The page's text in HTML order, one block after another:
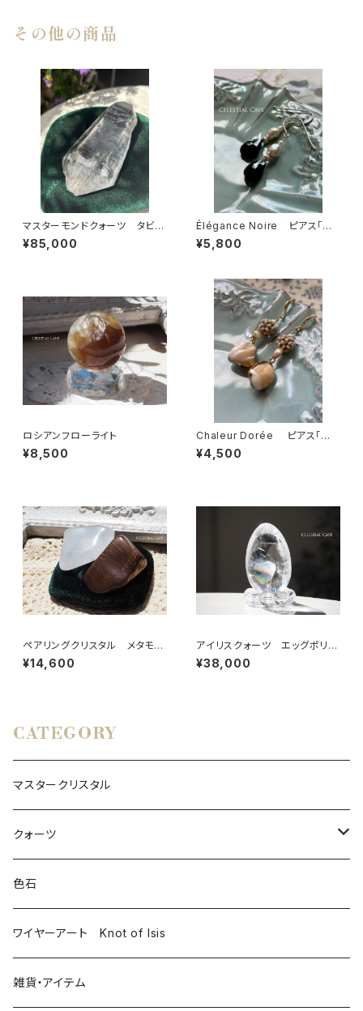
その他の商品
マスターモンドクォーツ タビュ
ラーＤＴ
¥85,000
Élégance Noire ピアス「黒
のエレガンス」
¥5,800
ロシアンフローライト
¥8,500
Chaleur Dorée ピアス「黄
金の温もり」
¥4,500
ペアリングクリスタル メタモル
フォーシスクォーツ＆ビックスフ
ォーメーションピクチャージャス
¥14,600
アイリスクォーツ エッグポリッ
シュ
¥38,000
CATEGORY
マスタークリスタル
クォーツ
モンドクォーツ
その他クォーツ
色石
ワイヤーアート Knot of Isis
雑貨・アイテム